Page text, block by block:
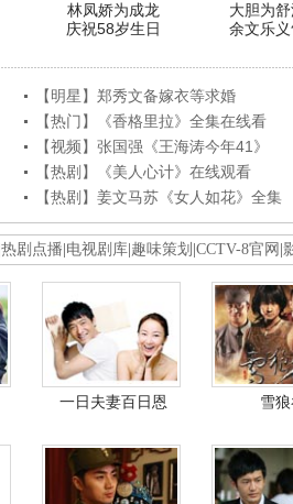
林凤娇为成龙
庆祝58岁生日
大胆为
余文乐
【明星】郑秀文备嫁衣等求婚
【热门】《香格里拉》全集在线看
【视频】张国强《王海涛今年41》
【热剧】《美人心计》在线观看
【热剧】姜文马苏《女人如花》全集
热剧点播 电视剧库 趣味策划 CCTV-8官网
一日夫妻百日恩 雪